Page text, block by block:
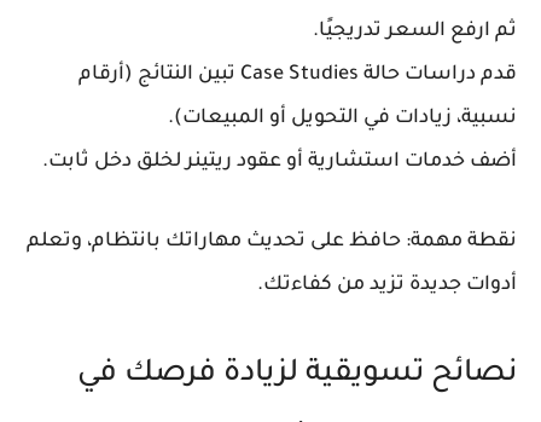
ثم ارفع السعر تدريجيًا.
قدم دراسات حالة Case Studies تبين النتائج (أرقام
نسبية، زيادات في التحويل أو المبيعات).
أضف خدمات استشارية أو عقود ريتينر لخلق دخل ثابت.
نقطة مهمة: حافظ على تحديث مهاراتك بانتظام، وتعلم
أدوات جديدة تزيد من كفاءتك.
نصائح تسويقية لزيادة فرصك في